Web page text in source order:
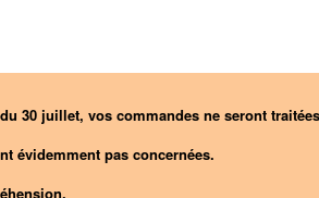
30 juillet, vos commandes ne seront
évidemment pas concernées.